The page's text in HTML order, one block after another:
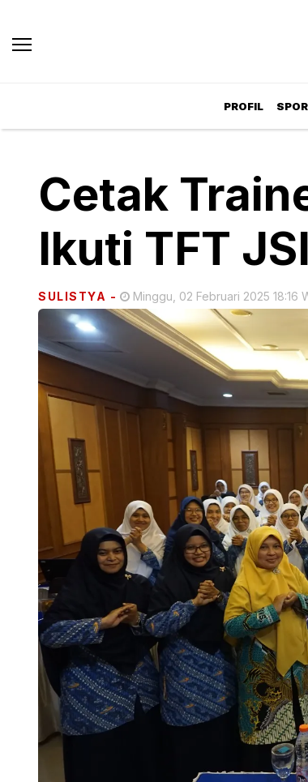
PROFIL
Cetak
Ikuti TFT
SULISTYA - Minggu, 02 Februari 2025 18:16